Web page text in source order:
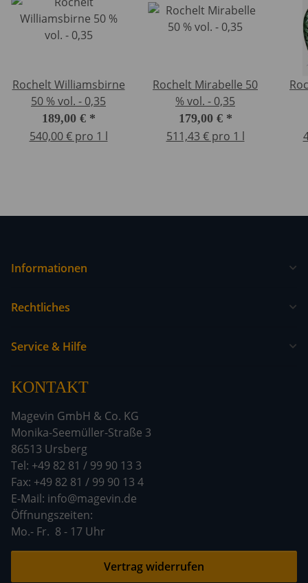
Rochelt Williamsbirne
50 % vol. - 0,35
189,00 € *
540,00 € pro 1 l
Rochelt Mirabelle 50
% vol. - 0,35
179,00 € *
511,43 € pro 1 l
Informationen
Rechtliches
Service & Hilfe
KONTAKT
Magevin GmbH & Co. KG
Monika-Seemüller-Straße 3
86513 Ursberg
Tel: +49 82 81 / 99 90 13 3
Fax: +49 82 81 / 99 90 13 4
E-Mail: info@magevin.de
Mo.- Fr. 8 - 17 Uhr
Vertrag widerrufen